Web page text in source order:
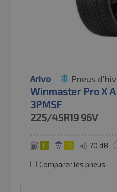
Arivo Pneus
Winmaster Pro X
3PMSF
225/45R19 96V
C D 70 dB
Comparer les pneus